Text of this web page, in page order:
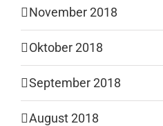
November 2018
Oktober 2018
September 2018
August 2018